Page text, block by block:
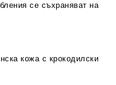
се съхраняват на
кожа с крокодилски